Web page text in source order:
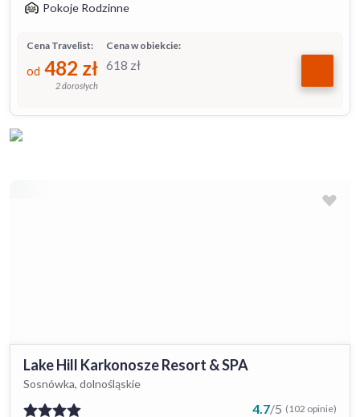
Pokoje Rodzinne
Cena w obiekcie:
618 zł
Cena Travelist:
od 482 zł
2 dorosłych
Lake Hill Karkonosze Resort & SPA
Sosnówka, dolnośląskie
4.7/5 (102 opinie)